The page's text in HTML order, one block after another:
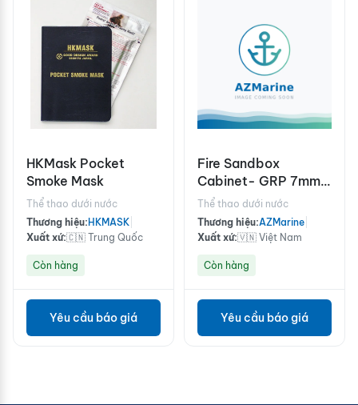
HKMask Pocket
Smoke Mask
Thể thao dưới nước
Thương hiệu:HKMASK
Xuất xứ:🇨🇳 Trung Quốc
Còn hàng
Yêu cầu báo giá
Fire Sandbox
Cabinet- GRP 7mm
1000x800x500mm
Thể thao dưới nước
Thương hiệu:AZMarine
Xuất xứ:🇻🇳 Việt Nam
Còn hàng
Yêu cầu báo giá